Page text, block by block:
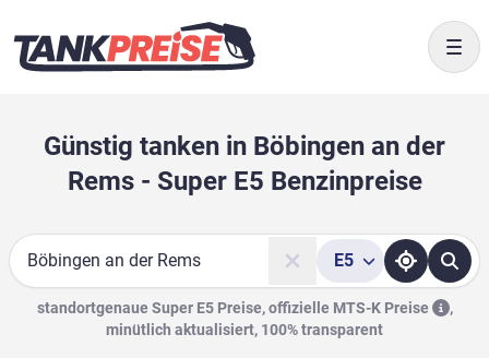
Günstig tanken in Böbingen an der
Rems - Super E5 Benzinpreise
Suche
E5
standortgenaue Super E5 Preise, offizielle MTS-K Preise
,
minütlich aktualisiert, 100% transparent